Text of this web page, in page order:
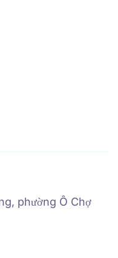
phường Ô Chợ